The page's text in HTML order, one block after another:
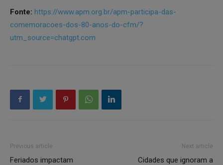
Fonte: https://www.apm.org.br/apm-participa-das-
comemoracoes-dos-80-anos-do-cfm/?
utm_source=chatgpt.com
Previous article
Feriados impactam
Next article
Cidades que ignoram a